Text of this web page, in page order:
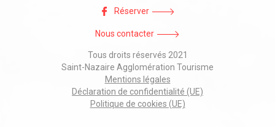
Réserver
Nous contacter
Tous droits réservés 2021
Saint-Nazaire Agglomération Tourisme
Mentions légales
Déclaration de confidentialité (UE)
Politique de cookies (UE)